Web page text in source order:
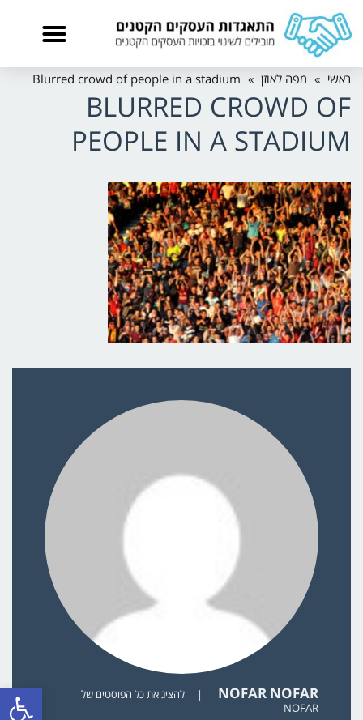
פתח
ראשי » מפה לאוזן »
Blurred crowd of people in a stadium
BLURRED CROWD OF
PEOPLE IN A STADIUM
NOFAR NOFAR
|
להציג את כל הפוסטים של
NOFAR